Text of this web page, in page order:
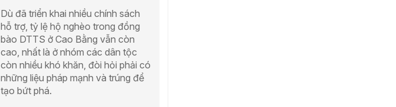
Dù đã triển khai nhiều chính sách
hỗ trợ, tỷ lệ hộ nghèo trong đồng
bào DTTS ở Cao Bằng vẫn còn
cao, nhất là ở nhóm các dân tộc
còn nhiều khó khăn, đòi hỏi phải có
những liệu pháp mạnh và trúng để
tạo bứt phá.